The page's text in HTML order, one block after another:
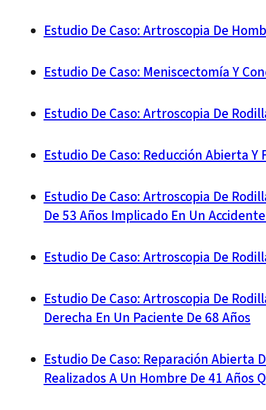
Estudio De Caso: Artroscopia De
Estudio De Caso: Meniscectomía Y
Estudio De Caso: Artroscopia De
Estudio De Caso: Reducción Abierta
Estudio De Caso: Artroscopia De
De 53 Años Implicado En Un
Estudio De Caso: Artroscopia De
Estudio De Caso: Artroscopia De
Derecha En Un Paciente De 68 Años
Estudio De Caso: Reparación Abierta
Realizados A Un Hombre De 41 Años